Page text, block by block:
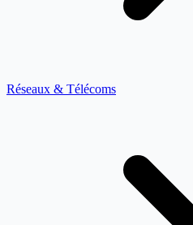
Réseaux & Télécoms